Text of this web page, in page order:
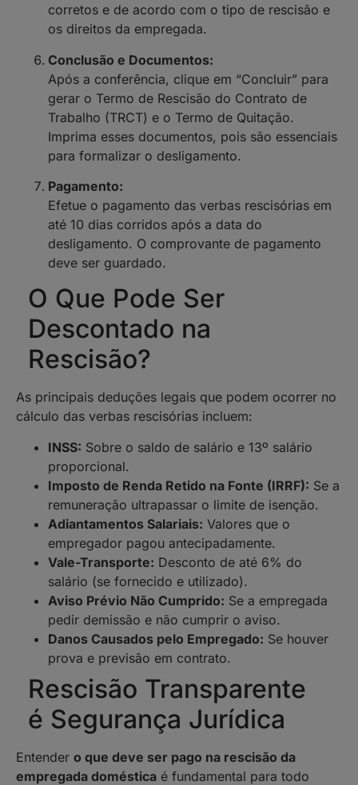
corretos e de acordo com o tipo de rescisão e
os direitos da empregada.
Conclusão e Documentos:
Após a conferência, clique em “Concluir” para
gerar o Termo de Rescisão do Contrato de
Trabalho (TRCT) e o Termo de Quitação.
Imprima esses documentos, pois são essenciais
para formalizar o desligamento.
Pagamento:
Efetue o pagamento das verbas rescisórias em
até 10 dias corridos após a data do
desligamento. O comprovante de pagamento
deve ser guardado.
O Que Pode Ser
Descontado na
Rescisão?
As principais deduções legais que podem ocorrer no
cálculo das verbas rescisórias incluem:
INSS: Sobre o saldo de salário e 13º salário
proporcional.
Imposto de Renda Retido na Fonte (IRRF): Se a
remuneração ultrapassar o limite de isenção.
Adiantamentos Salariais: Valores que o
empregador pagou antecipadamente.
Vale-Transporte: Desconto de até 6% do
salário (se fornecido e utilizado).
Aviso Prévio Não Cumprido: Se a empregada
pedir demissão e não cumprir o aviso.
Danos Causados pelo Empregado: Se houver
prova e previsão em contrato.
Rescisão Transparente
é Segurança Jurídica
Entender o que deve ser pago na rescisão da
empregada doméstica é fundamental para todo